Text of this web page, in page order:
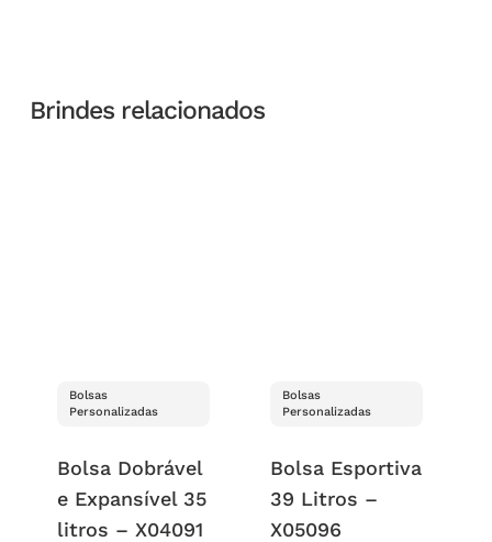
Brindes relacionados
Bolsas
Personalizadas
Bolsa Dobrável
e Expansível 35
litros – X04091
Bolsas
Personalizadas
Bolsa Esportiva
39 Litros –
X05096